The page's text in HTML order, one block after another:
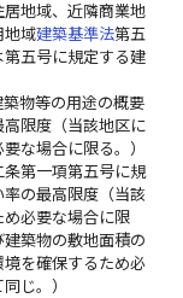
地域、近隣商業地
地域建築基準法第五
五号に規定する建
物等の用途の概要
限度（当該地区に
な場合に限る。）
条第一項第五号に規
の最高限度（当該
必要な場合に限
築物の敷地面積の
を確保するため必
じ。）